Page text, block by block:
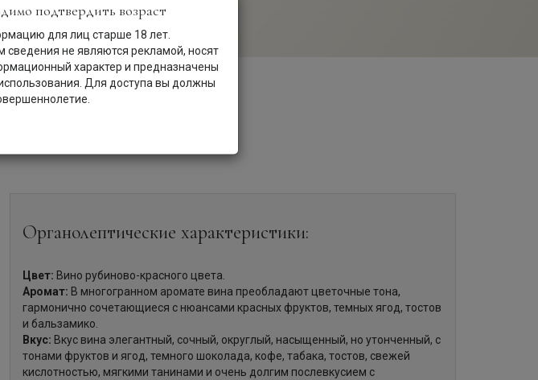
Органолептические характеристики:
Цвет: Вино рубиново-красного цвета.
Аромат: В многогранном аромате вина преобладают цветочные тона,
гармонично сочетающиеся с нюансами красных фруктов, темных ягод, тостов
и бальзамико.
Вкус: Вкус вина элегантный, сочный, округлый, насыщенный, но утонченный, с
тонами фруктов и ягод, темного шоколада, кофе, табака, тостов, свежей
кислотностью, мягкими танинами и очень долгим послевкусием с
подтвердить возраст
для лиц старше 18 лет.
не являются рекламой, носят
характер и предназначены
Для доступа вы должны